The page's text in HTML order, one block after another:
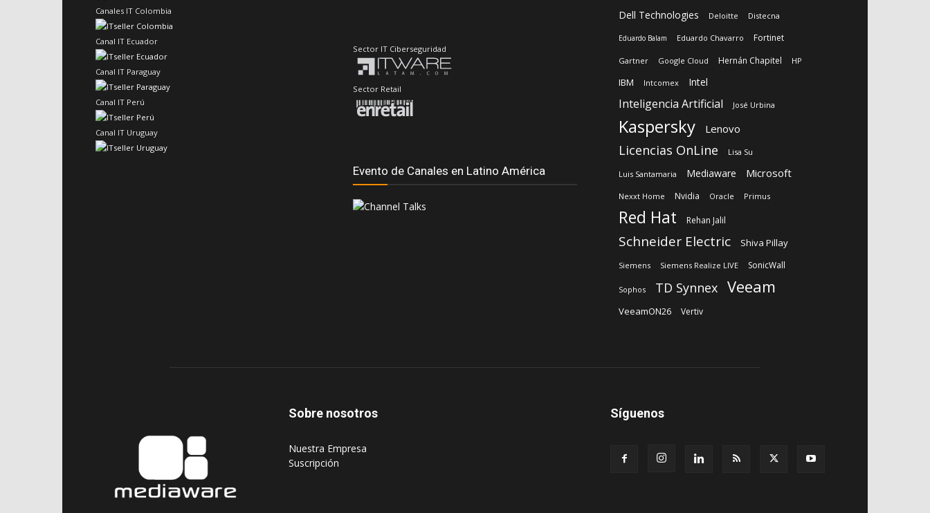
Canales IT Colombia
Canal IT Ecuador
Canal IT Paraguay
Canal IT Perú
Canal IT Uruguay
Sector IT Ciberseguridad
Sector Retail
Evento de Canales en Latino América
Dell Technologies Deloitte Distecna
Eduardo Balam Eduardo Chavarro Fortinet
Gartner Google Cloud Hernán Chapitel HP
IBM Intcomex Intel
Inteligencia Artificial José Urbina
Kaspersky Lenovo
Licencias OnLine Lisa Su
Luis Santamaria Mediaware Microsoft
Nexxt Home Nvidia Oracle Primus
Red Hat Rehan Jalil
Schneider Electric Shiva Pillay
Siemens Siemens Realize LIVE SonicWall
Sophos TD Synnex Veeam
VeeamON26 Vertiv
Sobre nosotros
‎Nuestra Empresa
‎Suscripción
Síguenos